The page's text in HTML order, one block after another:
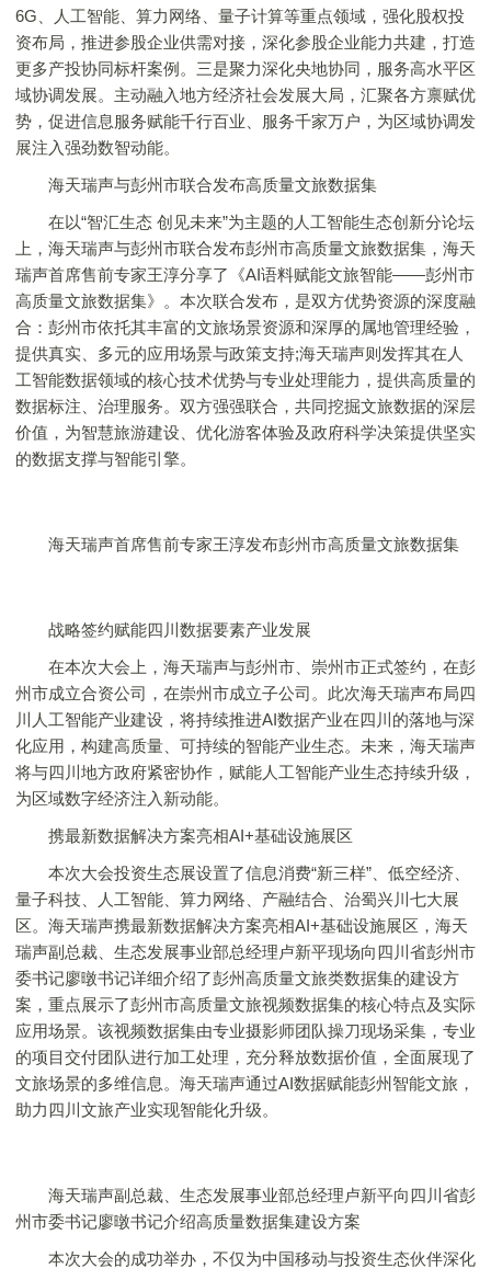
6G、人工智能、算力网络、量子计算等重点领域，强化股权投
资布局，推进参股企业供需对接，深化参股企业能力共建，打造
更多产投协同标杆案例。三是聚力深化央地协同，服务高水平区
域协调发展。主动融入地方经济社会发展大局，汇聚各方禀赋优
势，促进信息服务赋能千行百业、服务千家万户，为区域协调发
展注入强劲数智动能。
海天瑞声与彭州市联合发布高质量文旅数据集
在以“智汇生态 创见未来”为主题的人工智能生态创新分论坛
上，海天瑞声与彭州市联合发布彭州市高质量文旅数据集，海天
瑞声首席售前专家王淳分享了《AI语料赋能文旅智能——彭州市
高质量文旅数据集》。本次联合发布，是双方优势资源的深度融
合：彭州市依托其丰富的文旅场景资源和深厚的属地管理经验，
提供真实、多元的应用场景与政策支持;海天瑞声则发挥其在人
工智能数据领域的核心技术优势与专业处理能力，提供高质量的
数据标注、治理服务。双方强强联合，共同挖掘文旅数据的深层
价值，为智慧旅游建设、优化游客体验及政府科学决策提供坚实
的数据支撑与智能引擎。
海天瑞声首席售前专家王淳发布彭州市高质量文旅数据集
战略签约赋能四川数据要素产业发展
在本次大会上，海天瑞声与彭州市、崇州市正式签约，在彭
州市成立合资公司，在崇州市成立子公司。此次海天瑞声布局四
川人工智能产业建设，将持续推进AI数据产业在四川的落地与深
化应用，构建高质量、可持续的智能产业生态。未来，海天瑞声
将与四川地方政府紧密协作，赋能人工智能产业生态持续升级，
为区域数字经济注入新动能。
携最新数据解决方案亮相AI+基础设施展区
本次大会投资生态展设置了信息消费“新三样”、低空经济、
量子科技、人工智能、算力网络、产融结合、治蜀兴川七大展
区。海天瑞声携最新数据解决方案亮相AI+基础设施展区，海天
瑞声副总裁、生态发展事业部总经理卢新平现场向四川省彭州市
委书记廖暾书记详细介绍了彭州高质量文旅类数据集的建设方
案，重点展示了彭州市高质量文旅视频数据集的核心特点及实际
应用场景。该视频数据集由专业摄影师团队操刀现场采集，专业
的项目交付团队进行加工处理，充分释放数据价值，全面展现了
文旅场景的多维信息。海天瑞声通过AI数据赋能彭州智能文旅，
助力四川文旅产业实现智能化升级。
海天瑞声副总裁、生态发展事业部总经理卢新平向四川省彭
州市委书记廖暾书记介绍高质量数据集建设方案
本次大会的成功举办，不仅为中国移动与投资生态伙伴深化